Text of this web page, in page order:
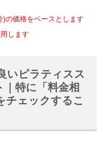
の価格をベースとします
します
いピラティスス
特に「料金相
チェックするこ